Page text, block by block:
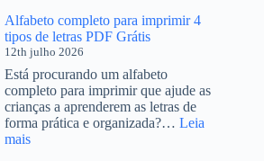
Alfabeto completo para imprimir 4
tipos de letras PDF Grátis
12th julho 2026
Está procurando um alfabeto
completo para imprimir que ajude as
crianças a aprenderem as letras de
forma prática e organizada?… Leia
mais: